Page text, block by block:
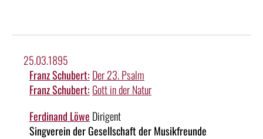
25.03.1895
Franz Schubert: Der 23. Psalm
Franz Schubert: Gott in der Natur
Ferdinand Löwe Dirigent
Singverein der Gesellschaft der Musikfreunde